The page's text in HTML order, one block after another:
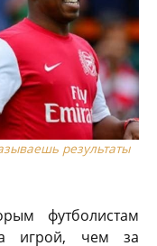
результаты
футболистам
игрой, чем за